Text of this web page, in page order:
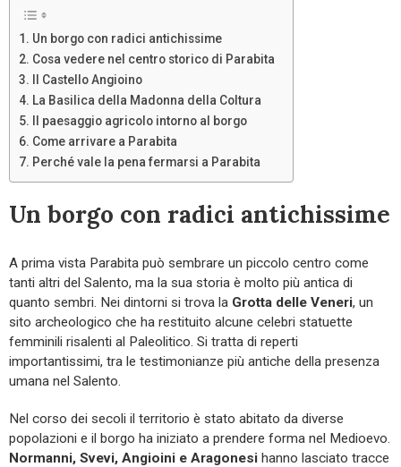
Un borgo con radici antichissime
Cosa vedere nel centro storico di Parabita
Il Castello Angioino
La Basilica della Madonna della Coltura
Il paesaggio agricolo intorno al borgo
Come arrivare a Parabita
Perché vale la pena fermarsi a Parabita
Un borgo con radici antichissime
A prima vista Parabita può sembrare un piccolo centro come
tanti altri del Salento, ma la sua storia è molto più antica di
quanto sembri. Nei dintorni si trova la Grotta delle Veneri, un
sito archeologico che ha restituito alcune celebri statuette
femminili risalenti al Paleolitico. Si tratta di reperti
importantissimi, tra le testimonianze più antiche della presenza
umana nel Salento.
Nel corso dei secoli il territorio è stato abitato da diverse
popolazioni e il borgo ha iniziato a prendere forma nel Medioevo.
Normanni, Svevi, Angioini e Aragonesi hanno lasciato tracce